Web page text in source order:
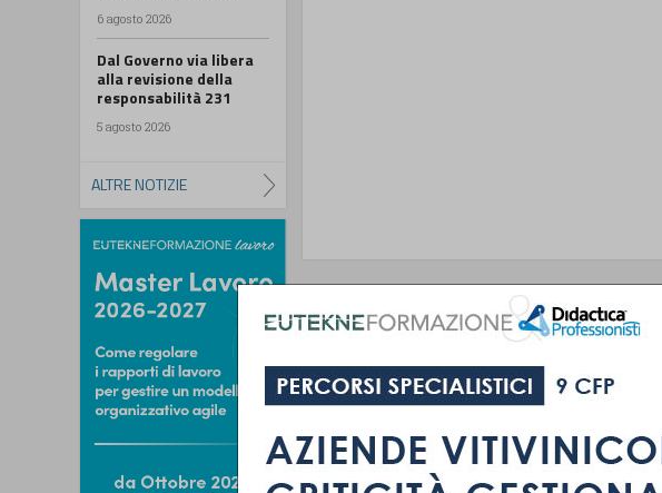
6 agosto 2026
Dal Governo via libera
alla revisione della
responsabilità 231
5 agosto 2026
ALTRE NOTIZIE